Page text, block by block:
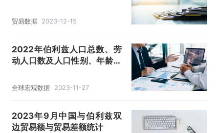
贸易数据 2023-12-15
2022年伯利兹人口总数、劳
动人口数及人口性别、年龄、
全球宏观数据 2023-11-27
2023年9月中国与伯利兹双
边贸易额与贸易差额统计